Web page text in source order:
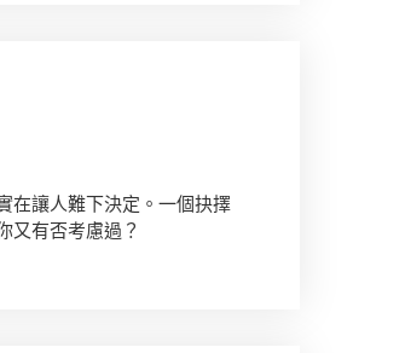
在讓人難下決定。一個抉擇
又有否考慮過？